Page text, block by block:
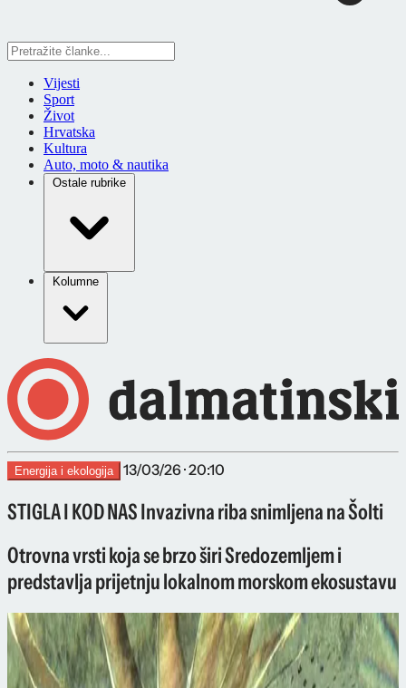
Vijesti
Sport
Život
Hrvatska
Kultura
Auto, moto & nautika
Ostale rubrike
Kolumne
Energija i ekologija 13/03/26 · 20:10
STIGLA I KOD NAS Invazivna riba snimljena na Šolti
Otrovna vrsti koja se brzo širi Sredozemljem i
predstavlja prijetnju lokalnom morskom ekosustavu